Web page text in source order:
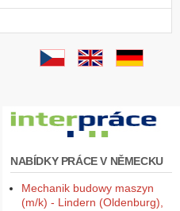
NABÍDKY PRÁCE V NĚMECKU
Mechanik budowy maszyn
(m/k) - Lindern (Oldenburg),